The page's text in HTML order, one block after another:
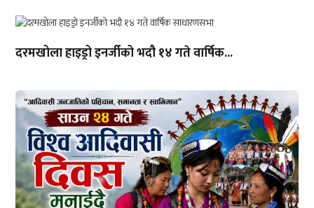
दरमखोला हाइड्रो इनर्जीको भदौ १४ गते वार्षिक...